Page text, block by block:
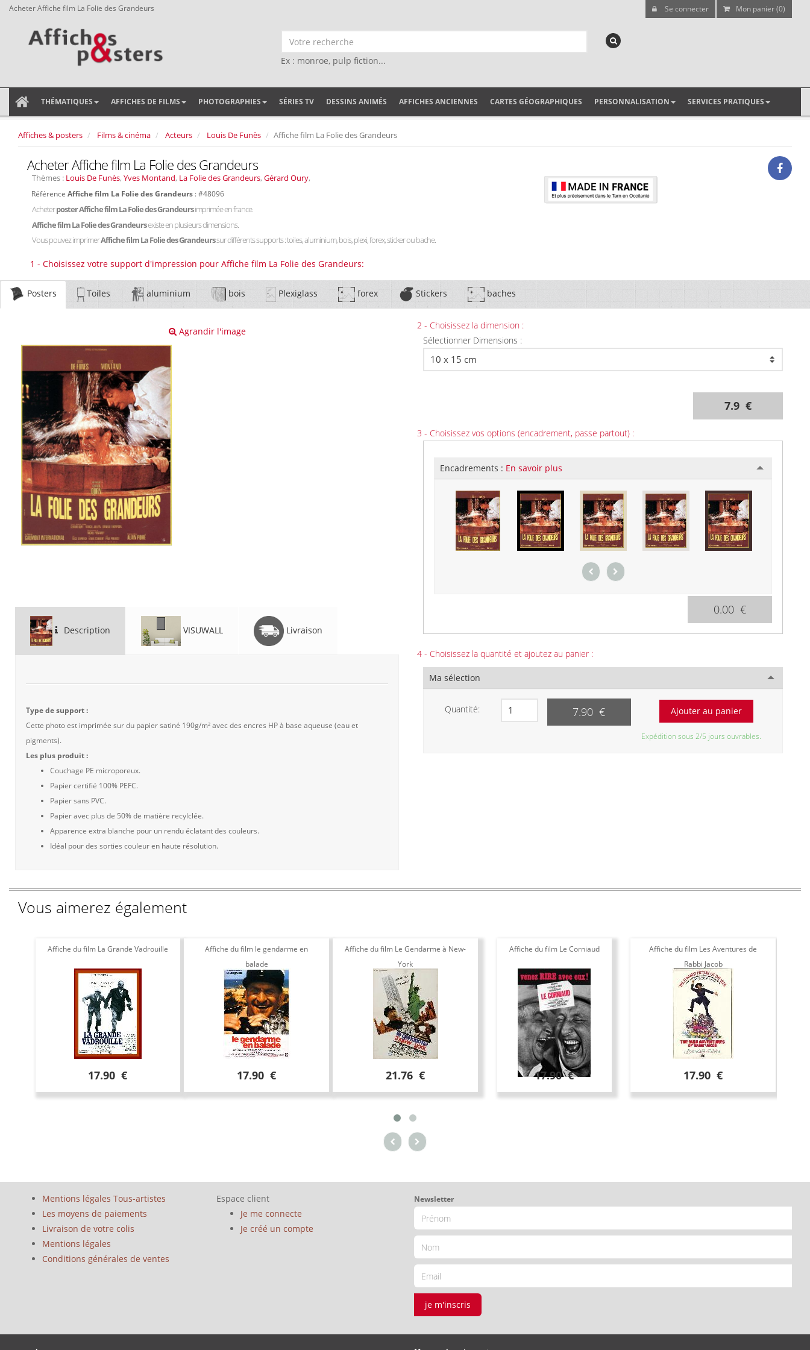
Acheter Affiche film La Folie des Grandeurs Se connecter Mon panier (0)
Ex : monroe, pulp fiction...
THÉMATIQUES AFFICHES DE FILMS PHOTOGRAPHIES SÉRIES TV DESSINS ANIMÉS AFFICHES ANCIENNES CARTES GÉOGRAPHIQUES PERSONNALISATION SERVICES PRATIQUES
Affiches & posters Films & cinéma Acteurs Louis De Funès Affiche film La Folie des Grandeurs
Acheter Affiche film La Folie des Grandeurs
Thèmes : Louis De Funès, Yves Montand, La Folie des Grandeurs, Gérard Oury,
Référence Affiche film La Folie des Grandeurs : #48096
Acheterposter Affiche film La Folie des Grandeursimprimée en france.
Affiche film La Folie des Grandeursexiste en plusieurs dimensions.
Vous pouvez imprimerAffiche film La Folie des Grandeurssur différents supports : toiles, aluminium, bois, plexi, forex, sticker ou bache.
1 - Choisissez votre support d'impression pour Affiche film La Folie des Grandeurs:
Posters Toiles aluminium bois Plexiglass forex Stickers baches
Agrandir l'image
Description VISUWALL Livraison
Type de support :
Cette photo est imprimée sur du papier satiné 190g/m² avec des encres HP à base aqueuse (eau et
pigments).
Les plus produit :
Couchage PE microporeux.
Papier certifié 100% PEFC.
Papier sans PVC.
Papier avec plus de 50% de matière recylclée.
Apparence extra blanche pour un rendu éclatant des couleurs.
Idéal pour des sorties couleur en haute résolution.
2 - Choisissez la dimension :
Sélectionner Dimensions :
7.9 €
3 - Choisissez vos options (encadrement, passe partout) :
Encadrements : En savoir plus
0.00 €
4 - Choisissez la quantité et ajoutez au panier :
Ma sélection
Quantité: 7.90 €
Expédition sous 2/5 jours ouvrables.
Vous aimerez également
Affiche du film La Grande Vadrouille
17.90 €
Affiche du film le gendarme en
balade
17.90 €
Affiche du film Le Gendarme à New-
York
21.76 €
Affiche du film Le Corniaud
17.90 €
Affiche du film Les Aventures de
Rabbi Jacob
17.90 €
Mentions légales Tous-artistes
Les moyens de paiements
Livraison de votre colis
Mentions légales
Conditions générales de ventes
Espace client
Je me connecte
Je créé un compte
Newsletter
je m'inscris